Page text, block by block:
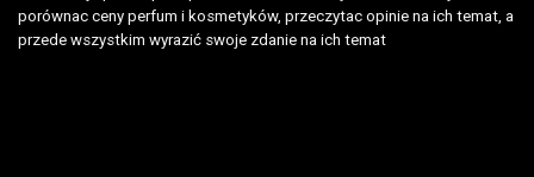
porównac ceny perfum i kosmetyków, przeczytac opinie na ich temat, a
przede wszystkim wyrazić swoje zdanie na ich temat